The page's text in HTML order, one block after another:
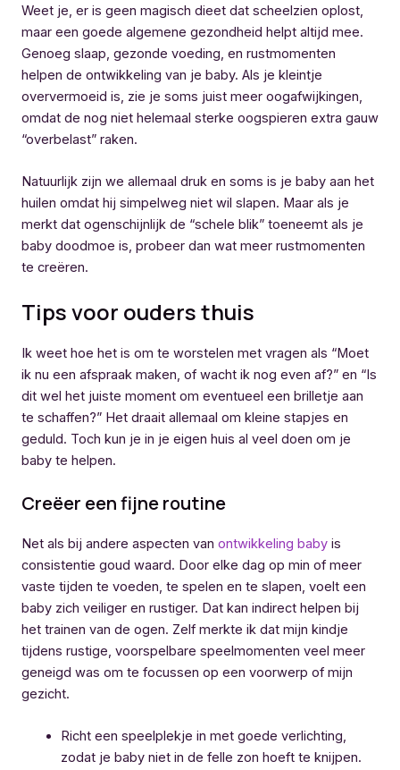
Weet je, er is geen magisch dieet dat scheelzien oplost,
maar een goede algemene gezondheid helpt altijd mee.
Genoeg slaap, gezonde voeding, en rustmomenten
helpen de ontwikkeling van je baby. Als je kleintje
oververmoeid is, zie je soms juist meer oogafwijkingen,
omdat de nog niet helemaal sterke oogspieren extra gauw
“overbelast” raken.
Natuurlijk zijn we allemaal druk en soms is je baby aan het
huilen omdat hij simpelweg niet wil slapen. Maar als je
merkt dat ogenschijnlijk de “schele blik” toeneemt als je
baby doodmoe is, probeer dan wat meer rustmomenten
te creëren.
Tips voor ouders thuis
Ik weet hoe het is om te worstelen met vragen als “Moet
ik nu een afspraak maken, of wacht ik nog even af?” en “Is
dit wel het juiste moment om eventueel een brilletje aan
te schaffen?” Het draait allemaal om kleine stapjes en
geduld. Toch kun je in je eigen huis al veel doen om je
baby te helpen.
Creëer een fijne routine
Net als bij andere aspecten van ontwikkeling baby is
consistentie goud waard. Door elke dag op min of meer
vaste tijden te voeden, te spelen en te slapen, voelt een
baby zich veiliger en rustiger. Dat kan indirect helpen bij
het trainen van de ogen. Zelf merkte ik dat mijn kindje
tijdens rustige, voorspelbare speelmomenten veel meer
geneigd was om te focussen op een voorwerp of mijn
gezicht.
Richt een speelplekje in met goede verlichting,
zodat je baby niet in de felle zon hoeft te knijpen.